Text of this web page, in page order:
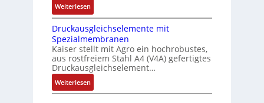
e
-
P
C
l
ä
s
s
k
m
o
d
u
l
e
b
r
Weiterlesen:
I
E
C
6
2
4
4
3
Druckausgleichselemente mit
Spezialmembranen
Kaiser stellt mit Agro ein hochrobustes,
aus rostfreiem Stahl A4 (V4A) gefertigtes
Druckausgleichselement…
Weiterlesen:
D